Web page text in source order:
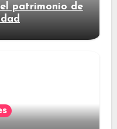
patrimonio de